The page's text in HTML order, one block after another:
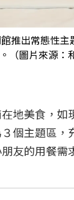
推出常態性主
（圖片來源：
地美食，如
個主題區，
友的用餐需